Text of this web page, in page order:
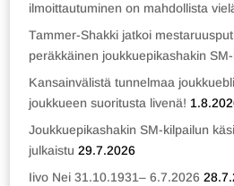
ilmoittautuminen on mahdollista
Tammer-Shakki jatkoi
peräkkäinen joukkuepikashakin
Kansainvälistä tunnelmaa
joukkueen suoritusta livenä!
Joukkuepikashakin SM-kilpailun
julkaistu 29.7.2026
Iivo Nei 31.10.1931– 6.7.2026